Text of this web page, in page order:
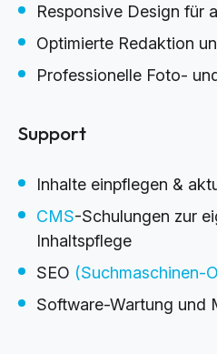
Responsive Design für
Optimierte Redaktion
Professionelle Foto-
Support
Inhalte einpflegen &
CMS-Schulungen zur
Inhaltspflege
SEO (Suchmaschinen-
Software-Wartung und